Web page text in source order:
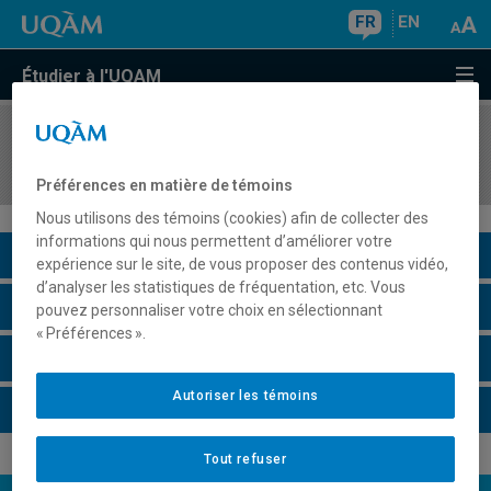
FR EN
Étudier à l'UQAM
COURS//
Description du cours
Horaire - Été 2026
Préférences en matière de témoins
Nous utilisons des témoins (cookies) afin de collecter des
informations qui nous permettent d’améliorer votre
expérience sur le site, de vous proposer des contenus vidéo,
d’analyser les statistiques de fréquentation, etc. Vous
pouvez personnaliser votre choix en sélectionnant
« Préférences ».
Tout refuser
Autoriser les témoins